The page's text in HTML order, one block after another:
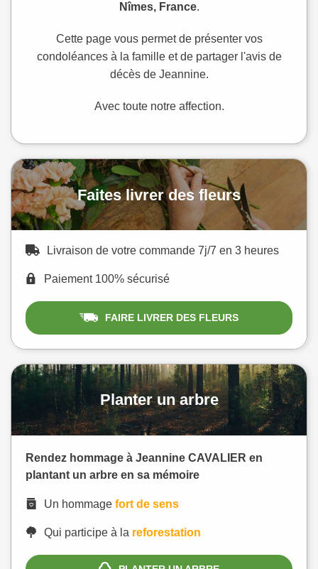
Nîmes, France.
Cette page vous permet de présenter vos
condoléances à la famille et de partager l'avis de
décès de Jeannine.
Avec toute notre affection.
Faites livrer des fleurs
Livraison de votre commande 7j/7 en 3 heures
Paiement 100% sécurisé
FAIRE LIVRER DES FLEURS
Planter un arbre
Rendez hommage à Jeannine CAVALIER en
plantant un arbre en sa mémoire
Un hommage fort de sens
Qui participe à la reforestation